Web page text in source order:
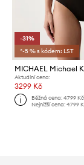
-31%
*-5 % s kódem: LST
Aktuální cena:
3299 Kč
Běžná cena:4799 Kč
Nejnižší cena:4799